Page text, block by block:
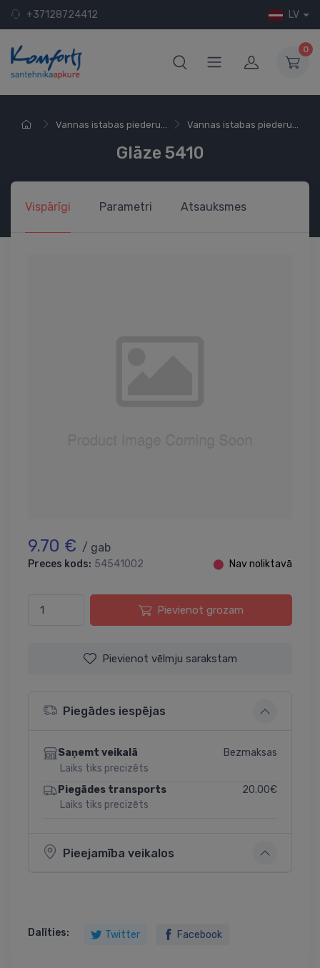
+37128724412 LV
0
Vannas istabas piederu... Vannas istabas piederu...
Glāze 5410
Vispārīgi Parametri Atsauksmes
9.70 € / gab
Preces kods: 54541002 ⬤ Nav noliktavā
Pievienot grozam
Pievienot vēlmju sarakstam
Piegādes iespējas
Saņemt veikalā
Laiks tiks precizēts
Bezmaksas
Piegādes transports
Laiks tiks precizēts
20.00€
Pieejamība veikalos
Dalīties: Twitter Facebook